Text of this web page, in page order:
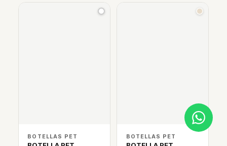
BOTELLAS PET BOTELLAS PET